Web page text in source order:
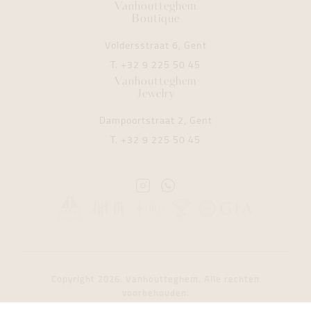
Vanhoutteghem
Boutique
Voldersstraat 6, Gent
T. +32 9 225 50 45
Vanhoutteghem
Jewelry
Dampoortstraat 2, Gent
T. +32 9 225 50 45